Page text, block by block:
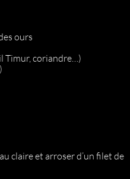
ours
Timur, coriandre…)
claire et arroser d’un filet de